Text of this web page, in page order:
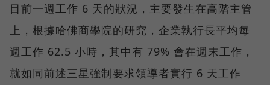
目前一週工作 6 天的狀況，主要發生在高階主管
上，根據哈佛商學院的研究，企業執行長平均每
週工作 62.5 小時，其中有 79% 會在週末工作，
就如同前述三星強制要求領導者實行 6 天工作